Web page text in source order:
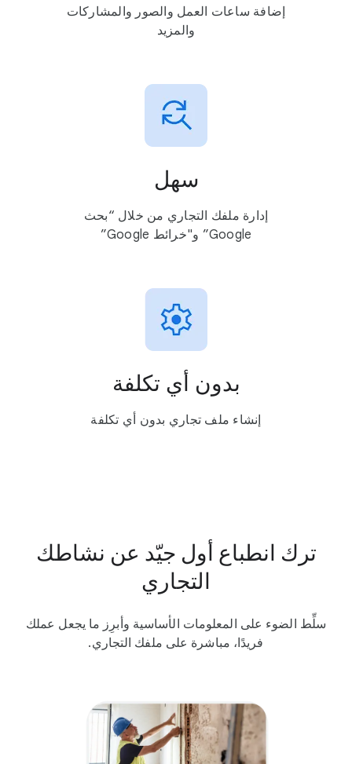
إضافة ساعات العمل والصور والمشاركات
والمزيد
سهل
إدارة ملفك التجاري من خلال “بحث
Google” و"خرائط Google”
بدون أي تكلفة
إنشاء ملف تجاري بدون أي تكلفة
ترك انطباع أول جيّد عن نشاطك
التجاري
سلِّط الضوء على المعلومات الأساسية وأبرِز ما يجعل عملك
فريدًا، مباشرة على ملفك التجاري.